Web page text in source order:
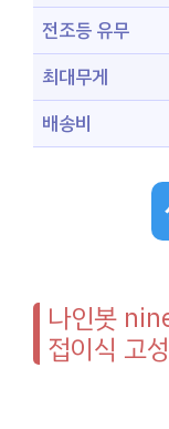
전조등 유무
최대무게
배송비
나인봇
접이식 고